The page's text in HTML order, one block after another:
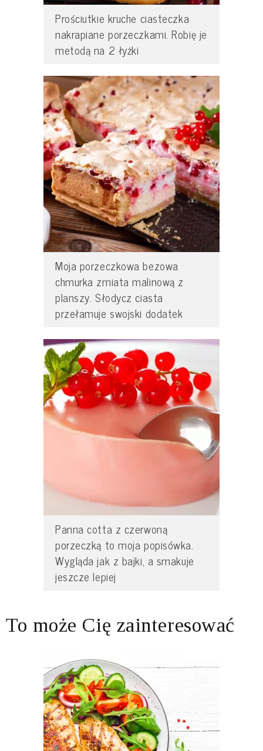
Prościutkie kruche ciasteczka
nakrapiane porzeczkami. Robię je
metodą na 2 łyżki
Moja porzeczkowa bezowa
chmurka zmiata malinową z
planszy. Słodycz ciasta
przełamuje swojski dodatek
Panna cotta z czerwoną
porzeczką to moja popisówka.
Wygląda jak z bajki, a smakuje
jeszcze lepiej
To może Cię zainteresować